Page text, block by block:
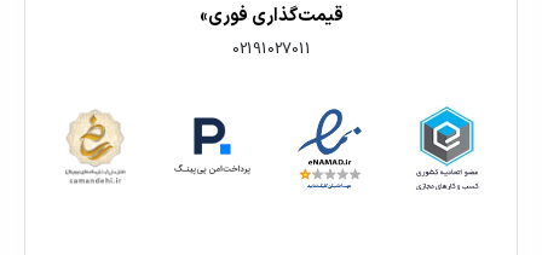
قیمت‌گذاری فوری»
02191027011